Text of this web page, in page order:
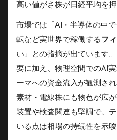
高い値がさ株が日経平均を押
市場では「AI・半導体の中
転など実世界で稼働するフ
い」との指摘が出ています
要に加え、物理空間でのAI
ーマへの資金流入が観測さ
素材・電線株にも物色が広
装置や検査関連も堅調で、
いる点は相場の持続性を示唆